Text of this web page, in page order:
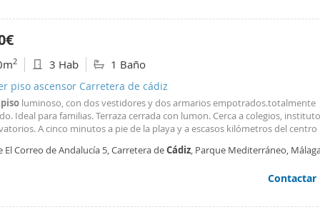
2 3 Hab 1 Baño
piso ascensor Carretera de cádiz
piso luminoso, con dos vestidores y dos armarios empotrados.totalmente
Ideal para familias. Terraza cerrada con lumon. Cerca a colegios,
A cinco minutos a pie de la playa y a escasos kilómetros del centro
El Correo de Andalucía 5, Carretera deCádiz, Parque Mediterráneo,
Contactar